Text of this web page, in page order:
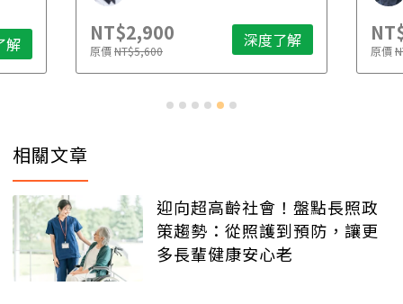
解 NT$2,900
原價NT$5,600 深度了解 原價
相關文章
迎向超高齡社會！盤點長照政
策趨勢：從照護到預防，讓更
多長輩健康安心老